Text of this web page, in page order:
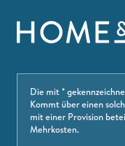
Die mit *
Kommt über einen
mit einer Provision
Mehrkosten.